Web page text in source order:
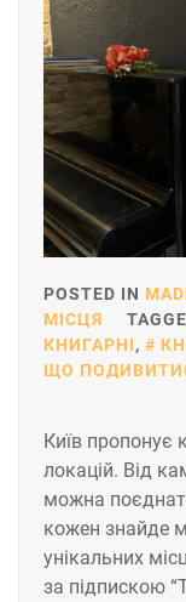
POSTED IN
МІСЦЯ
КНИГАРНІ,
ЩО
Київ пропонує
локацій. Від
можна
кожен знайде
унікальних
за підпискою